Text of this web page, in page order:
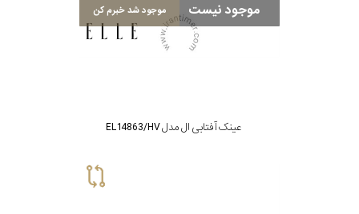
موجود نیست موجود شد خبرم کن
عینک آفتابی ال مدل EL14863/HV